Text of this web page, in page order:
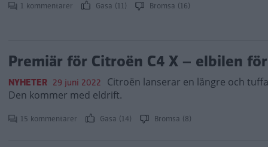
1 kommentarer Gasa (11) Bromsa (16)
Premiär för Citroën C4 X – elbilen
NYHETER 29 juni 2022 Citroën lanserar en längre och
Den kommer med eldrift.
15 kommentarer Gasa (14) Bromsa (8)